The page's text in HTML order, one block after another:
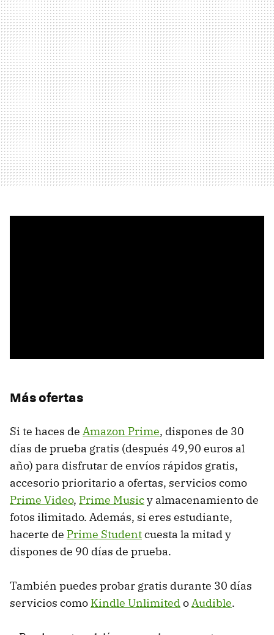
Más ofertas
Si te haces de Amazon Prime, dispones de 30
días de prueba gratis (después 49,90 euros al
año) para disfrutar de envíos rápidos gratis,
accesorio prioritario a ofertas, servicios como
Prime Video, Prime Musicy almacenamiento de
fotos ilimitado. Además, si eres estudiante,
hacerte de Prime Studentcuesta la mitad y
dispones de 90 días de prueba.
También puedes probar gratis durante 30 días
servicios como Kindle UnlimitedoAudible.